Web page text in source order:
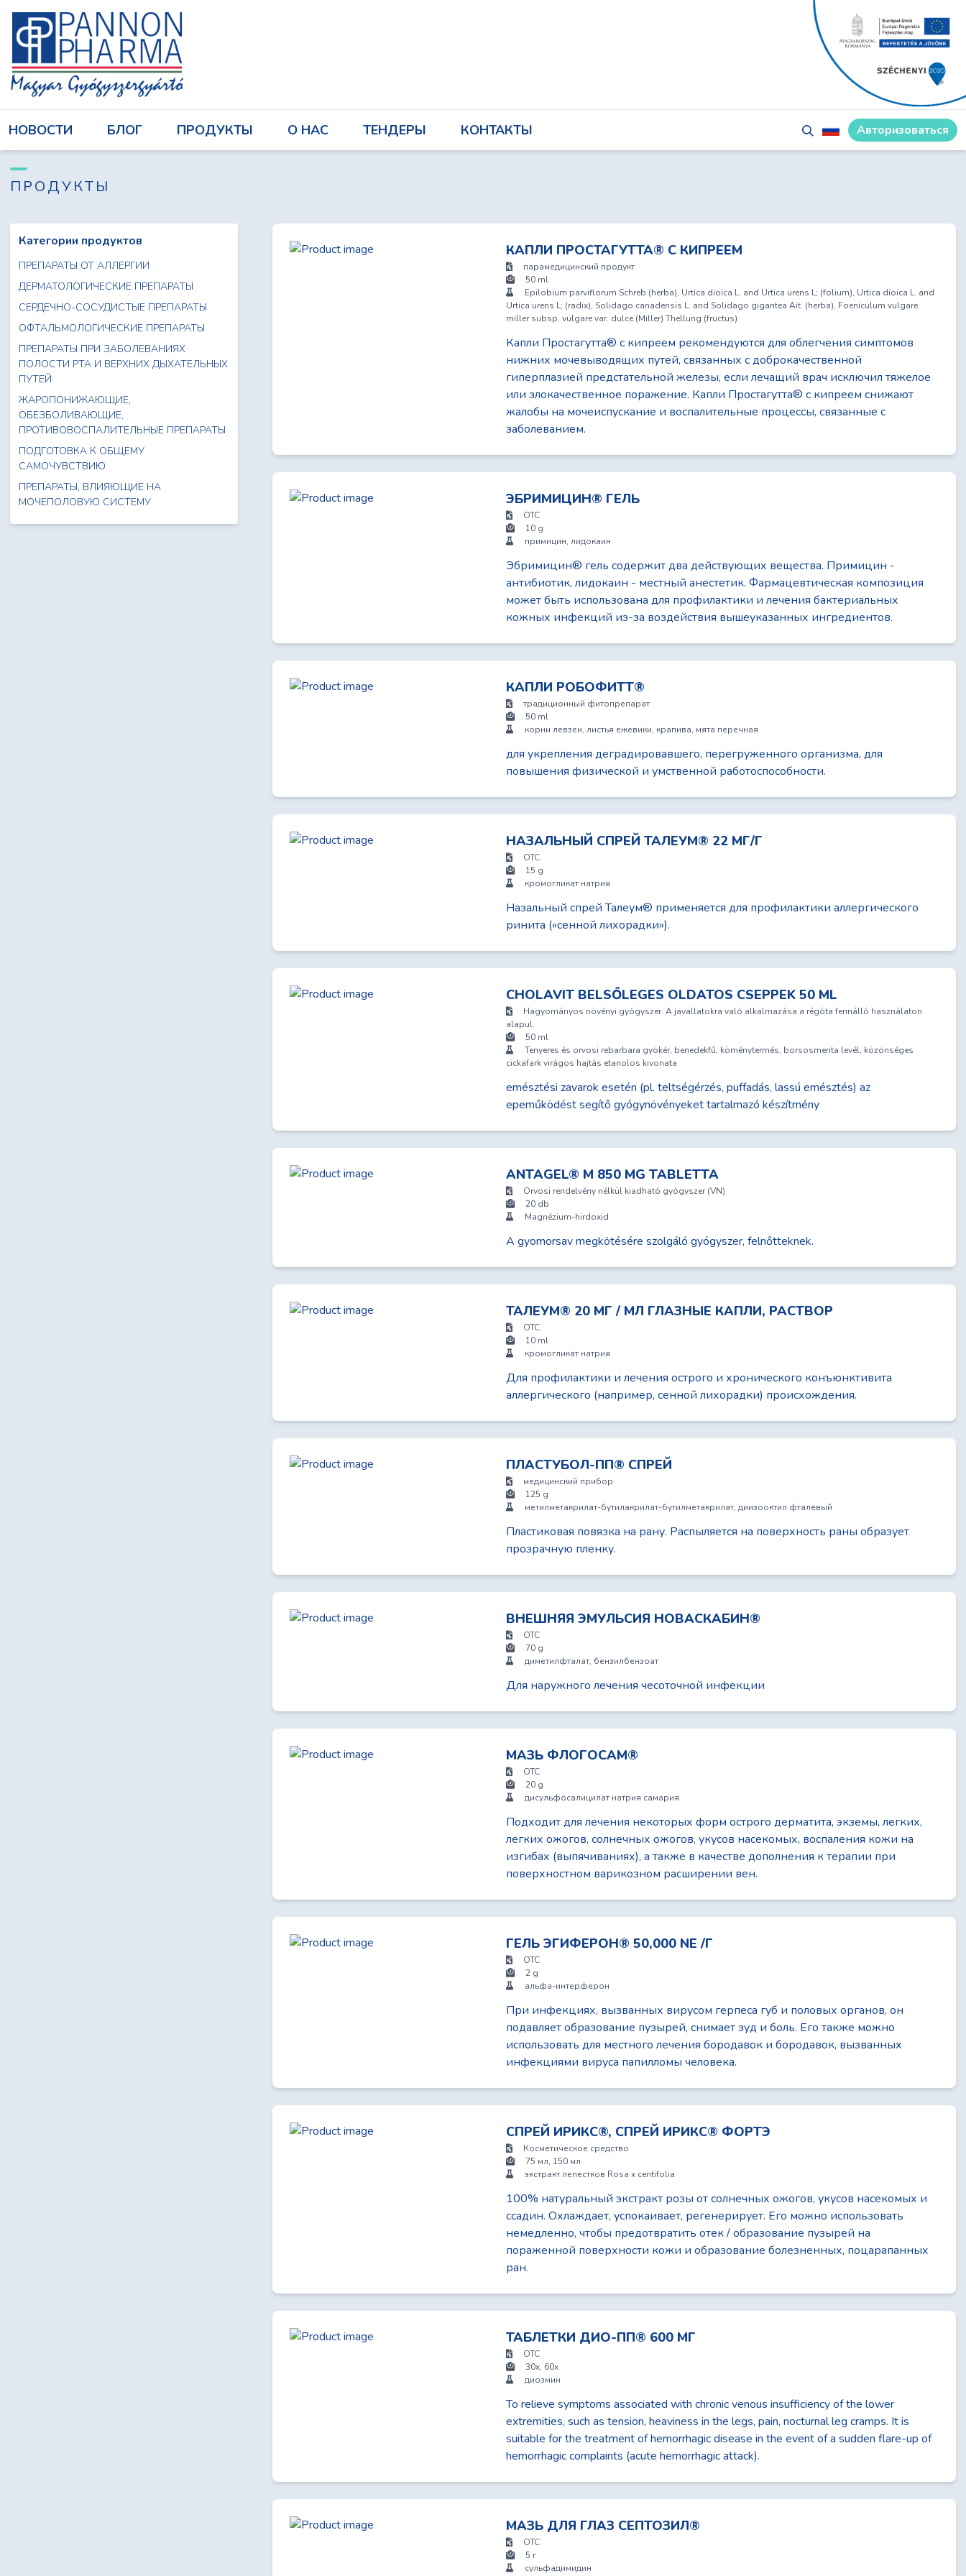
НОВОСТИ БЛОГ
НОВОСТИ БЛОГ ПРОДУКТЫ О НАС ТЕНДЕРЫ КОНТАКТЫ Авторизоваться
ПРОДУКТЫ
Категории продуктов
ПРЕПАРАТЫ ОТ АЛЛЕРГИИ
ДЕРМАТОЛОГИЧЕСКИЕ ПРЕПАРАТЫ
СЕРДЕЧНО-СОСУДИСТЫЕ ПРЕПАРАТЫ
ОФТАЛЬМОЛОГИЧЕСКИЕ ПРЕПАРАТЫ
ПРЕПАРАТЫ ПРИ ЗАБОЛЕВАНИЯХ
ПОЛОСТИ РТА И ВЕРХНИХ ДЫХАТЕЛЬНЫХ
ПУТЕЙ
ЖАРОПОНИЖАЮЩИЕ,
ОБЕЗБОЛИВАЮЩИЕ,
ПРОТИВОВОСПАЛИТЕЛЬНЫЕ ПРЕПАРАТЫ
ПОДГОТОВКА К ОБЩЕМУ
САМОЧУВСТВИЮ
ПРЕПАРАТЫ, ВЛИЯЮЩИЕ НА
МОЧЕПОЛОВУЮ СИСТЕМУ
КАПЛИ ПРОСТАГУТТА® C КИПРЕЕМ
парамедицинский продукт
50 ml
Epilobium parviflorum Schreb (herba), Urtica dioica L. and Urtica urens L; (folium), Urtica dioica L. and
Urtica urens L; (radix), Solidago canadensis L. and Solidago gigantea Ait. (herba), Foeniculum vulgare
miller subsp. vulgare var. dulce (Miller) Thellung (fructus)
Капли Простагутта® c кипреем рекомендуются для облегчения симптомов
нижних мочевыводящих путей, связанных с доброкачественной
гиперплазией предстательной железы, если лечащий врач исключил тяжелое
или злокачественное поражение. Капли Простагутта® c кипреем снижают
жалобы на мочеиспускание и воспалительные процессы, связанные с
заболеванием.
ЭБРИМИЦИН® ГЕЛЬ
OTC
10 g
примицин, лидокаин
Эбримицин® гель содержит два действующих вещества. Примицин -
антибиотик, лидокаин - местный анестетик. Фармацевтическая композиция
может быть использована для профилактики и лечения бактериальных
кожных инфекций из-за воздействия вышеуказанных ингредиентов.
КАПЛИ РОБОФИТТ®
традиционный фитопрепарат
50 ml
корни левзеи, листья ежевики, крапива, мята перечная
для укрепления деградировавшего, перегруженного организма, для
повышения физической и умственной работоспособности.
НАЗАЛЬНЫЙ СПРЕЙ ТАЛЕУМ® 22 МГ/Г
OTC
15 g
кромогликат натрия
Назальный спрей Талеум® применяется для профилактики аллергического
ринита («сенной лихорадки»).
CHOLAVIT BELSŐLEGES OLDATOS CSEPPEK 50 ML
Hagyományos növényi gyógyszer. A javallatokra való alkalmazása a régóta fennálló használaton
alapul.
50 ml
Tenyeres és orvosi rebarbara gyökér, benedekfű, köménytermés, borsosmenta levél, közönséges
cickafark virágos hajtás etanolos kivonata
emésztési zavarok esetén (pl. teltségérzés, puffadás, lassú emésztés) az
epeműködést segítő gyógynövényeket tartalmazó készítmény
ANTAGEL® M 850 MG TABLETTA
Orvosi rendelvény nélkül kiadható gyógyszer (VN)
20 db
Magnézium-hirdoxid
A gyomorsav megkötésére szolgáló gyógyszer, felnőtteknek.
ТАЛЕУМ® 20 МГ / МЛ ГЛАЗНЫЕ КАПЛИ, РАСТВОР
OTC
10 ml
кромогликат натрия
Для профилактики и лечения острого и хронического конъюнктивита
аллергического (например, сенной лихорадки) происхождения.
ПЛАСТУБОЛ-ПП® СПРЕЙ
медицинский прибор
125 g
метилметакрилат-бутилакрилат-бутилметакрилат, диизооктил фталевый
Пластиковая повязка на рану. Распыляется на поверхность раны образует
прозрачную пленку.
ВНЕШНЯЯ ЭМУЛЬСИЯ НОВАСКАБИН®
OTC
70 g
диметилфталат, бензилбензоат
Для наружного лечения чесоточной инфекции
МАЗЬ ФЛОГОСАМ®
OTC
20 g
дисульфосалицилат натрия самария
Подходит для лечения некоторых форм острого дерматита, экземы, легких,
легких ожогов, солнечных ожогов, укусов насекомых, воспаления кожи на
изгибах (выпячиваниях), а также в качестве дополнения к терапии при
поверхностном варикозном расширении вен.
ГЕЛЬ ЭГИФЕРОН® 50,000 NE /Г
OTC
2 g
альфа-интерферон
При инфекциях, вызванных вирусом герпеса губ и половых органов, он
подавляет образование пузырей, снимает зуд и боль. Его также можно
использовать для местного лечения бородавок и бородавок, вызванных
инфекциями вируса папилломы человека.
СПРЕЙ ИРИКС®, СПРЕЙ ИРИКС® ФОРТЭ
Косметическое средство
75 мл, 150 мл
экстракт лепестков Rosa x centifolia
100% натуральный экстракт розы от солнечных ожогов, укусов насекомых и
ссадин. Охлаждает, успокаивает, регенерирует. Его можно использовать
немедленно, чтобы предотвратить отек / образование пузырей на
пораженной поверхности кожи и образование болезненных, поцарапанных
ран.
ТАБЛЕТКИ ДИО-ПП® 600 МГ
OTC
30x, 60x
диозмин
To relieve symptoms associated with chronic venous insufficiency of the lower
extremities, such as tension, heaviness in the legs, pain, nocturnal leg cramps. It is
suitable for the treatment of hemorrhagic disease in the event of a sudden flare-up of
hemorrhagic complaints (acute hemorrhagic attack).
МАЗЬ ДЛЯ ГЛАЗ СЕПТОЗИЛ®
OTC
5 г
сульфадимидин